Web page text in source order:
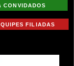
CONVIDADOS
FILIADAS